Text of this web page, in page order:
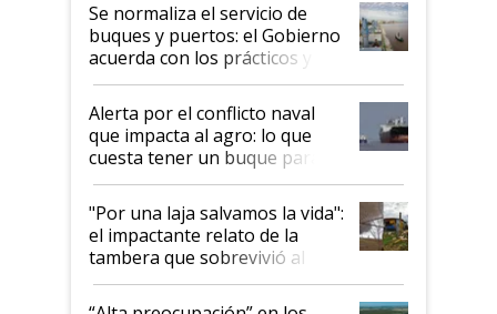
Se normaliza el servicio de
buques y puertos: el Gobierno
acuerda con los prácticos y
suspende el decreto de
desregulación
Alerta por el conflicto naval
que impacta al agro: lo que
cuesta tener un buque parado
y el peligro de que Argentina
pase a ser "país sucio"
"Por una laja salvamos la vida":
el impactante relato de la
tambera que sobrevivió al
tornado